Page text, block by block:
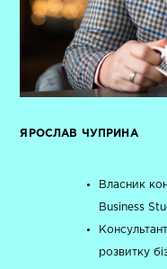
ЯРОСЛАВ ЧУПРИНА
Власник
Business
розвитку